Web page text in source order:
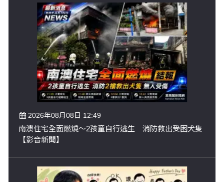
2026年08月08日 12:49
南澳住宅全面燃燒～2孩童自行逃生 消防救出受困犬隻
【影音新聞】